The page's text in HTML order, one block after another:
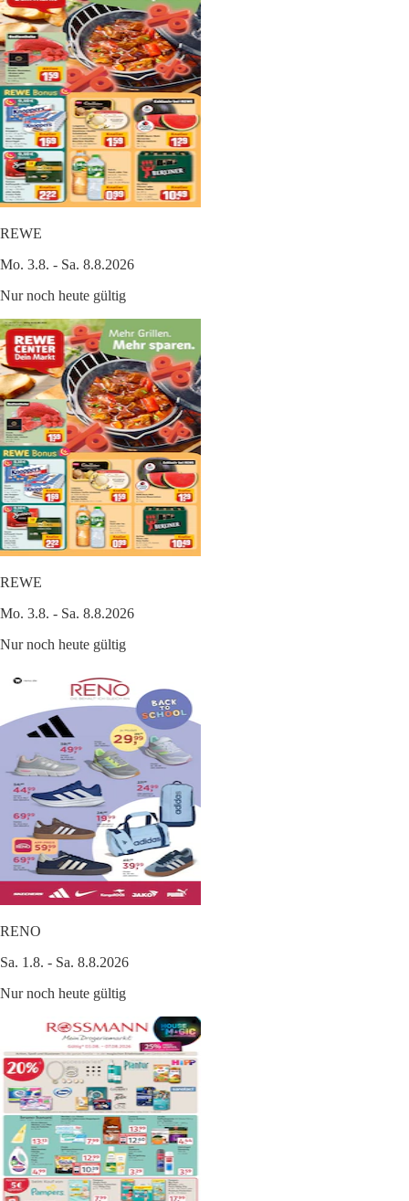
REWE
Mo. 3.8. - Sa. 8.8.2026
Nur noch heute gültig
REWE
Mo. 3.8. - Sa. 8.8.2026
Nur noch heute gültig
RENO
Sa. 1.8. - Sa. 8.8.2026
Nur noch heute gültig